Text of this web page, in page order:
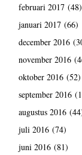
februari 2017(48)
januari 2017(66)
december 2016
november 2016
oktober 2016(52)
september 2016
augustus 2016
juli 2016(74)
juni 2016(81)